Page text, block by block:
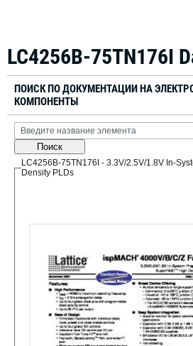
LC4256B-75TN176I
ПОИСК ПО ДОКУМЕНТАЦИИ НА
КОМПОНЕНТЫ
Поиск
LC4256B-75TN176I - 3.3V/2.5V/1.8V In-
Density PLDs